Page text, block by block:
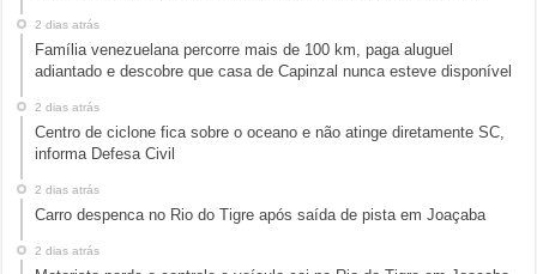
2 dias atrás
Família venezuelana percorre mais de 100 km, paga aluguel
adiantado e descobre que casa de Capinzal nunca esteve disponível
2 dias atrás
Centro de ciclone fica sobre o oceano e não atinge diretamente SC,
informa Defesa Civil
2 dias atrás
Carro despenca no Rio do Tigre após saída de pista em Joaçaba
2 dias atrás